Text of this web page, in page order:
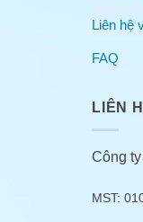
Liên hệ
FAQ
LIÊN
Công
MST: